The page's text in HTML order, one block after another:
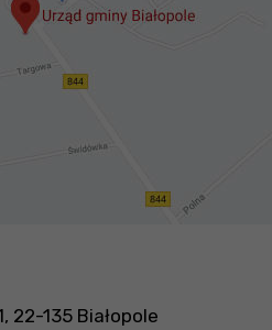
22-135 Białopole